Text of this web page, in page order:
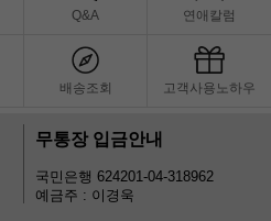
Q&A 연애칼럼
배송조회 고객사용노하우
무통장 입금안내
국민은행 624201-04-318962
예금주 : 이경욱